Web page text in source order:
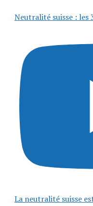
Neutralité suisse :
La neutralité suisse